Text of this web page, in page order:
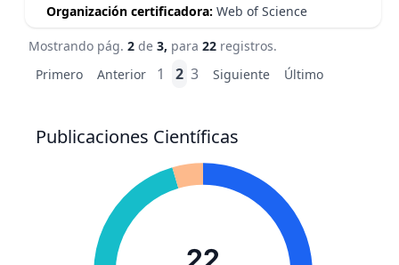
Organización certificadora: Web of Science
Mostrando pág. 2 de 3, para 22 registros.
Primero
Anterior 1 2 3 Siguiente Último
Publicaciones Científicas